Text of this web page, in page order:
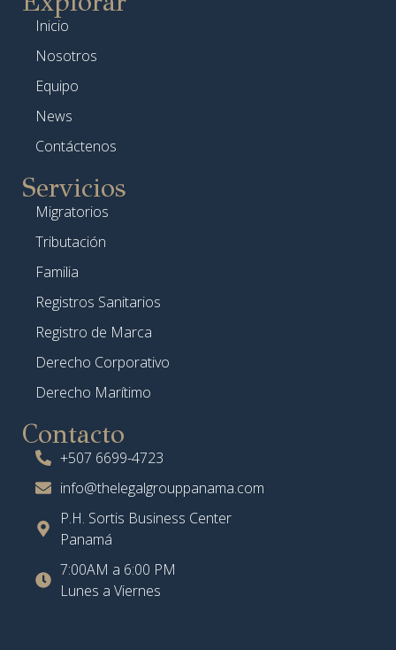
Inicio
Nosotros
Equipo
News
Contáctenos
Servicios
Migratorios
Tributación
Familia
Registros Sanitarios
Registro de Marca
Derecho Corporativo
Derecho Marítimo
Contacto
+507 6699-4723
info@thelegalgrouppanama.com
P.H. Sortis Business Center
Panamá
7:00AM a 6:00 PM
Lunes a Viernes